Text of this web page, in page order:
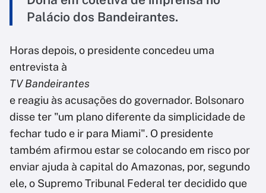
Palácio dos Bandeirantes.
Horas depois, o presidente concedeu uma
entrevista à
TV Bandeirantes
e reagiu às acusações do governador. Bolsonaro
disse ter "um plano diferente da simplicidade de
fechar tudo e ir para Miami". O presidente
também afirmou estar se colocando em risco por
enviar ajuda à capital do Amazonas, por, segundo
ele, o Supremo Tribunal Federal ter decidido que